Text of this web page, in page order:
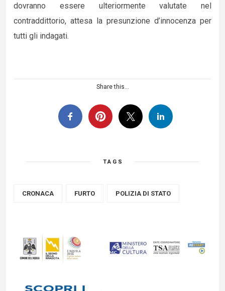
dovranno essere ulteriormente valutate nel
contraddittorio, attesa la presunzione d’innocenza per
tutti gli indagati.
Share this...
TAGS
CRONACA FURTO POLIZIA DI STATO